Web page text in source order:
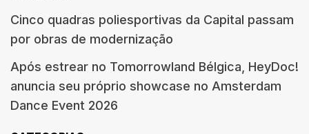
Cinco quadras poliesportivas da Capital passam
por obras de modernização
Após estrear no Tomorrowland Bélgica, HeyDoc!
anuncia seu próprio showcase no Amsterdam
Dance Event 2026